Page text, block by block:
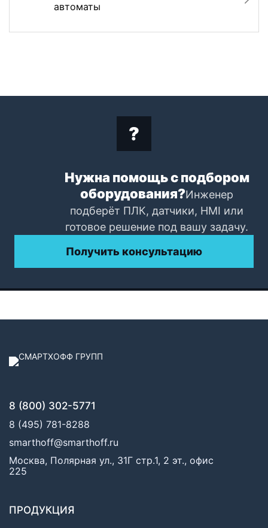
автоматы
Нужна помощь с подбором
оборудования?Инженер
подберёт ПЛК, датчики, HMI или
готовое решение под вашу задачу.
Получить консультацию
8 (800) 302-5771
8 (495) 781-8288
smarthoff@smarthoff.ru
Москва, Полярная ул., 31Г стр.1, 2 эт., офис
225
ПРОДУКЦИЯ